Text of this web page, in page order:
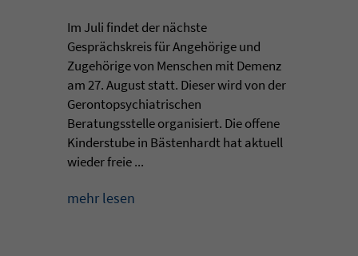
Im Juli findet der nächste
Gesprächskreis für Angehörige und
Zugehörige von Menschen mit Demenz
am 27. August statt. Dieser wird von der
Gerontopsychiatrischen
Beratungsstelle organisiert. Die offene
Kinderstube in Bästenhardt hat aktuell
wieder freie ...
mehr lesen